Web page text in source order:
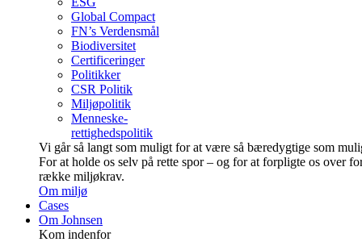
Global Compact
FN’s Verdensmål
Biodiversitet
Certificeringer
Politikker
CSR Politik
Miljøpolitik
Menneske-
rettighedspolitik
Vi går så langt som muligt for at være så bære­dygtige som
For at holde os selv på rette spor – og for at forpligte os over
række miljøkrav.
Om miljø
Cases
Om Johnsen
Kom indenfor